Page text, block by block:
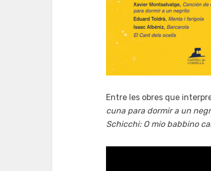
Entre les obres que
cuna para dormir a un
Schicchi: O mio babbino